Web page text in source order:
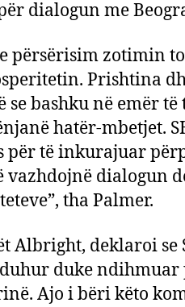
dialogun me
e përsërisim zotimin
Prishtina
se bashku në emër
hatër-mbetjet.
për të inkurajuar
vazhdojnë dialogun
tha Palmer.
Albright, deklaroi se
duke ndihmuar
Ajo i bëri këto